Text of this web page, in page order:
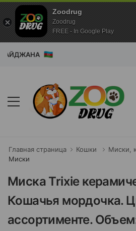
Главная страница Кошки
Миски,
Миски
Миска Trixie
Кошачья мордочка.
ассортименте.
Zoodrug
Zoodrug
FREE - In Google Play